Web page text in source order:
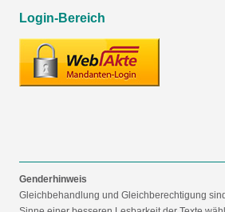
Login-Bereich
Genderhinweis
Gleichbehandlung und Gleichberechtigung